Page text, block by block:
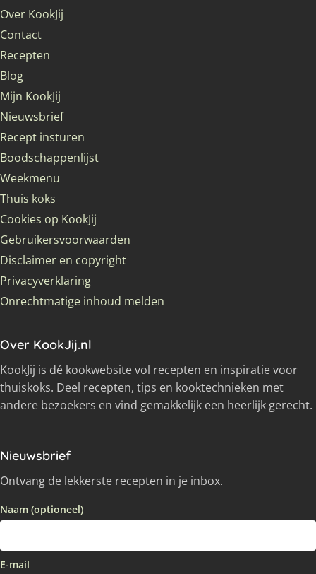
Over KookJij
Contact
Recepten
Blog
Mijn KookJij
Nieuwsbrief
Recept insturen
Boodschappenlijst
Weekmenu
Thuis koks
Cookies op KookJij
Gebruikersvoorwaarden
Disclaimer en copyright
Privacyverklaring
Onrechtmatige inhoud melden
Over KookJij.nl
KookJij is dé kookwebsite vol recepten en inspiratie voor
thuiskoks. Deel recepten, tips en kooktechnieken met
andere bezoekers en vind gemakkelijk een heerlijk gerecht.
Nieuwsbrief
Ontvang de lekkerste recepten in je inbox.
Naam (optioneel)
E-mail